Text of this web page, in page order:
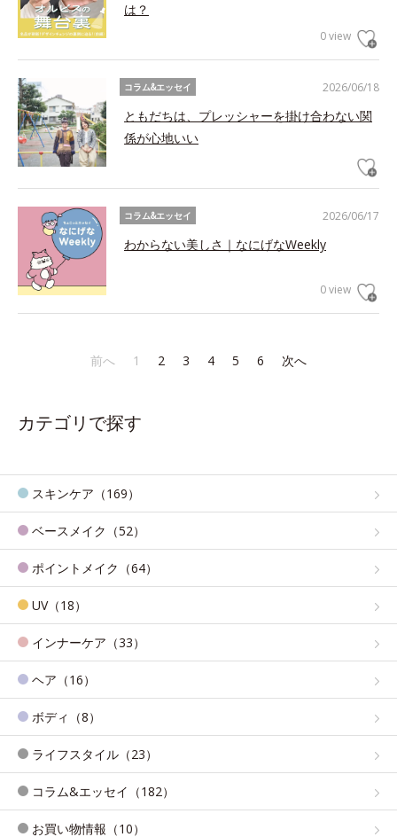
は？
0 view
2026/06/18
コラム&エッセイ
ともだちは、プレッシャーを掛け合わない関
係が心地いい
2026/06/17
コラム&エッセイ
わからない美しさ｜なにげなWeekly
0 view
前へ 1 2 3 4 5 6 次へ
カテゴリで探す
スキンケア（169）
ベースメイク（52）
ポイントメイク（64）
UV（18）
インナーケア（33）
ヘア（16）
ボディ（8）
ライフスタイル（23）
コラム&エッセイ（182）
お買い物情報（10）